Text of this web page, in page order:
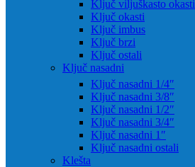
Ključ viljuškasto okasti
Ključ okasti
Ključ imbus
Ključ brzi
Ključ ostali
Ključ nasadni
Ključ nasadni 1/4″
Ključ nasadni 3/8″
Ključ nasadni 1/2″
Ključ nasadni 3/4″
Ključ nasadni 1″
Ključ nasadni ostali
Klešta